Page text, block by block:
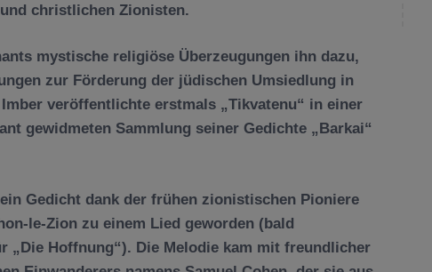
christlichen Zionisten.
mystische religiöse Überzeugungen ihn dazu,
zur Förderung der jüdischen Umsiedlung in
veröffentlichte erstmals „Tikvatenu“ in einer
gewidmeten Sammlung seiner Gedichte „Barkai“
Gedicht dank der frühen zionistischen Pioniere
le-Zion zu einem Lied geworden (bald
„Die Hoffnung“). Die Melodie kam mit freundlicher